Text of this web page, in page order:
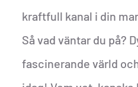
kraftfull kanal i din
Så vad väntar du på?
fascinerande värld